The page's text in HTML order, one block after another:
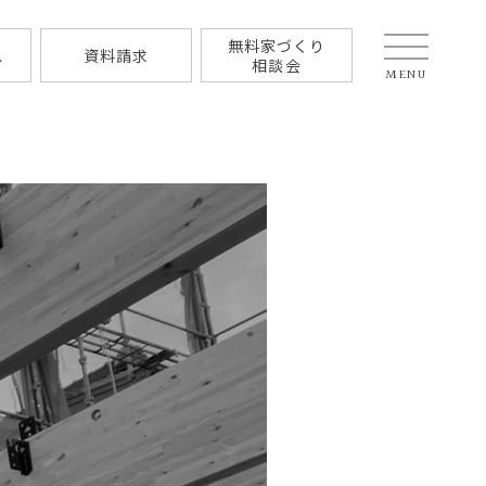
資料請求
無料家づくり
相談会
MENU